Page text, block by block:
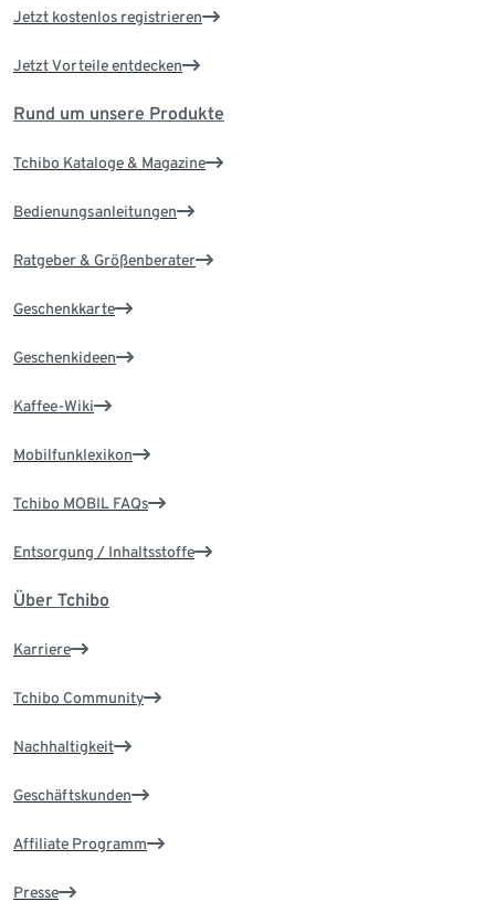
Jetzt kostenlos registrieren
Jetzt Vorteile entdecken
Rund um unsere Produkte
Tchibo Kataloge & Magazine
Bedienungsanleitungen
Ratgeber & Größenberater
Geschenkkarte
Geschenkideen
Kaffee-Wiki
Mobilfunklexikon
Tchibo MOBIL FAQs
Entsorgung / Inhaltsstoffe
Über Tchibo
Karriere
Tchibo Community
Nachhaltigkeit
Geschäftskunden
Affiliate Programm
Presse